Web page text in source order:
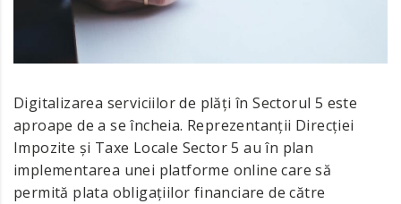
Digitalizarea serviciilor de plăți în Sectorul 5 este
aproape de a se încheia. Reprezentanții Direcției
Impozite și Taxe Locale Sector 5 au în plan
implementarea unei platforme online care să
permită plata obligațiilor financiare de către